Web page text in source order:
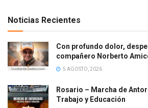
Noticias Recientes
Con profundo dolor,
compañero Norberto
5 AGOSTO, 2026
Rosario – Marcha de
Trabajo y Educación